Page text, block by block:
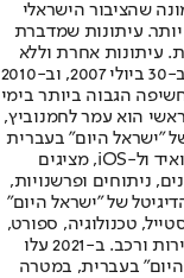
שהציבור הישראלי
יותר. עיתונות שמדברת
עיתונות אחרת וללא
תשלום. המהדורה המודפסת הראשונה פורסמה ב-30 ביולי 2007, וב-2010
הגבוה ביותר בימי
הוא עמר לחמנוביץ,
"ישראל היום" בעברית
ובאנגלית, כמו כן היישומונים (אפליקציות) לאנדרואיד ול-iOS, מציגים
ניתוחים ופרשנויות,
של "ישראל היום"
טכנולוגיה, ספורט,
כלכלה וצרכנות, בריאות, חיילים, אוכל, יהדות, תיירות ורכב. ב-2021 עלו
בעברית, במטרה